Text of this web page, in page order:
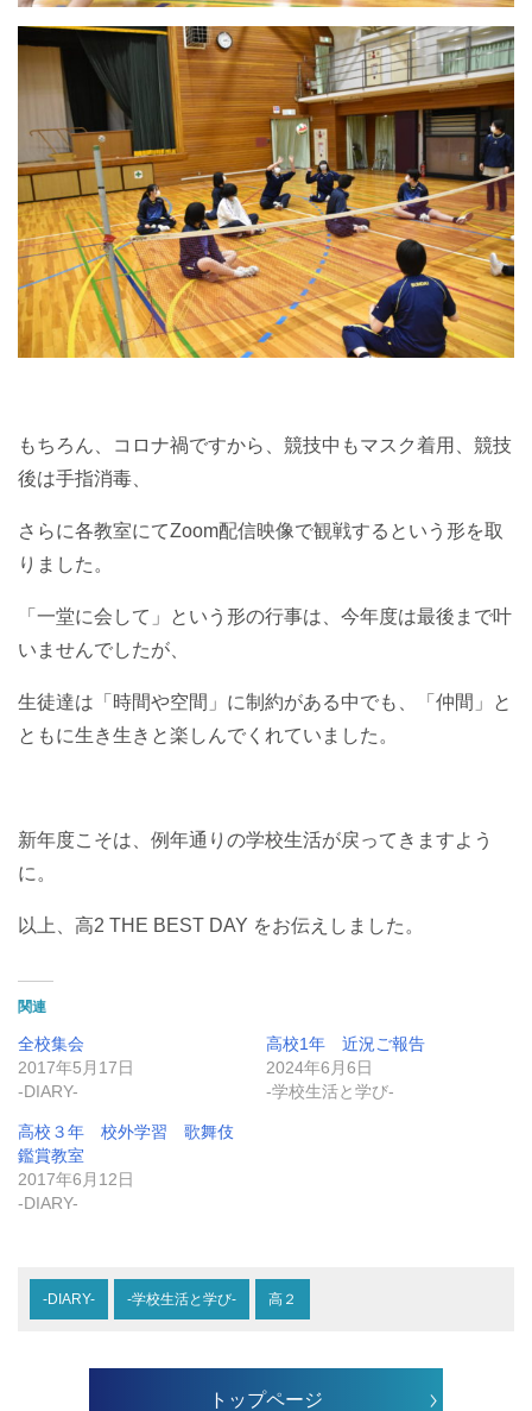
もちろん、コロナ禍ですから、競技中もマスク着用、競技
後は手指消毒、
さらに各教室にてZoom配信映像で観戦するという形を取
りました。
「一堂に会して」という形の行事は、今年度は最後まで叶
いませんでしたが、
生徒達は「時間や空間」に制約がある中でも、「仲間」と
ともに生き生きと楽しんでくれていました。
新年度こそは、例年通りの学校生活が戻ってきますよう
に。
以上、高2 THE BEST DAY をお伝えしました。
関連
全校集会
2017年5月17日
-DIARY-
高校1年 近況ご報告
2024年6月6日
-学校生活と学び-
高校３年 校外学習 歌舞伎
鑑賞教室
2017年6月12日
-DIARY-
-DIARY- -学校生活と学び- 高２
トップページ